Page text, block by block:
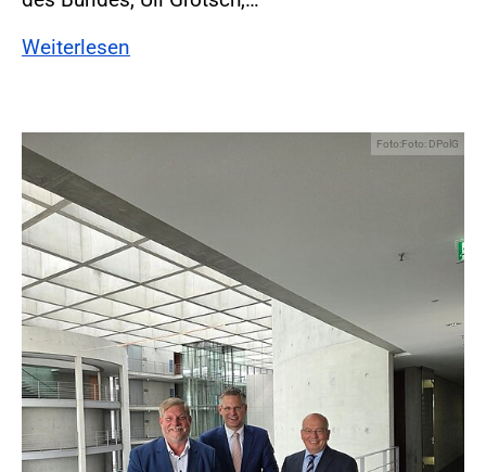
Weiterlesen
Foto:Foto: DPolG